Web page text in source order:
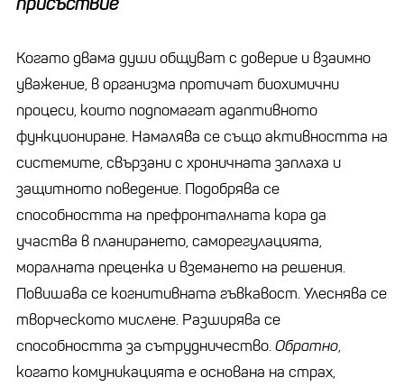
Когато двама души общуват с доверие и взаимно
уважение, в организма протичат биохимични
процеси, които подпомагат адаптивното
функциониране. Намалява се също активността на
системите, свързани с хроничната заплаха и
защитното поведение. Подобрява се
способността на префронталната кора да
участва в планирането, саморегулацията,
моралната преценка и вземането на решения.
Повишава се когнитивната гъвкавост. Улеснява се
творческото мислене. Разширява се
способността за сътрудничество.Обратно,
когато комуникацията е основана на страх,